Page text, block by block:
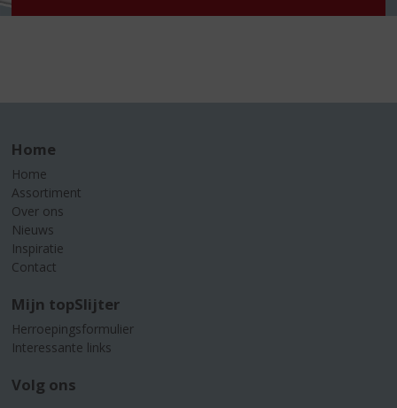
Home
Home
Assortiment
Over ons
Nieuws
Inspiratie
Contact
Mijn topSlijter
Herroepingsformulier
Interessante links
Volg ons